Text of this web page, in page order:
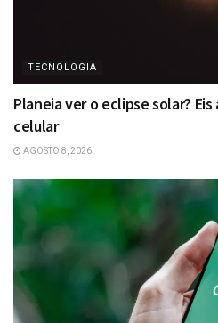
TECNOLOGIA
Planeia ver o eclipse solar?
celular
AGOSTO 8, 2026